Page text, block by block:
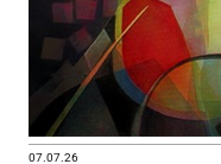
07.07.26